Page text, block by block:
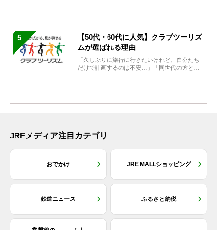
5
【50代・60代に人気】クラブツーリズ
ムが選ばれる理由
「久しぶりに旅行に行きたいけれど、自分たち
だけで計画するのは不安…」「同世代の方と気
JREメディア注目カテゴリ
おでかけ JRE MALLショッピング
鉄道ニュース ふるさと納税